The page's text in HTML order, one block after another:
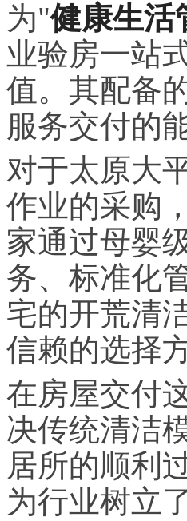
为"健康生活
业验房一站
值。其配备
服务交付的
对于太原大
作业的采购
家通过母婴
务、标准化
宅的开荒清
信赖的选择
在房屋交付
决传统清洁
居所的顺利
为行业树立